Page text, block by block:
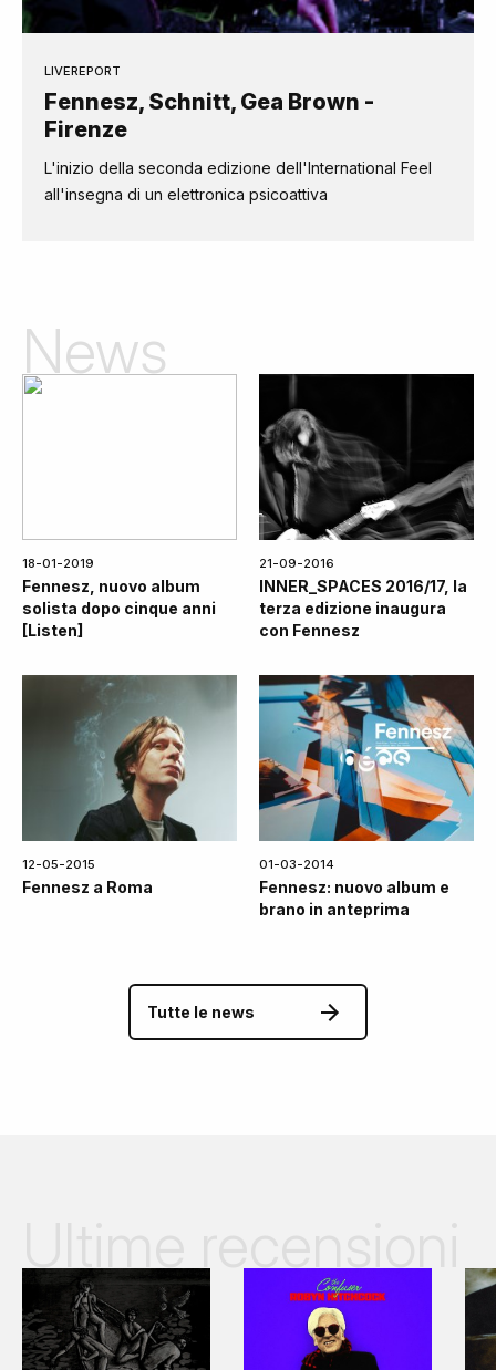
LIVEREPORT
Fennesz, Schnitt, Gea Brown -
Firenze
L'inizio della seconda edizione dell'International Feel
all'insegna di un elettronica psicoattiva
News
18-01-2019
Fennesz, nuovo album
solista dopo cinque anni
[Listen]
21-09-2016
INNER_SPACES 2016/17, la
terza edizione inaugura
con Fennesz
12-05-2015
Fennesz a Roma
01-03-2014
Fennesz: nuovo album e
brano in anteprima
Tutte le news